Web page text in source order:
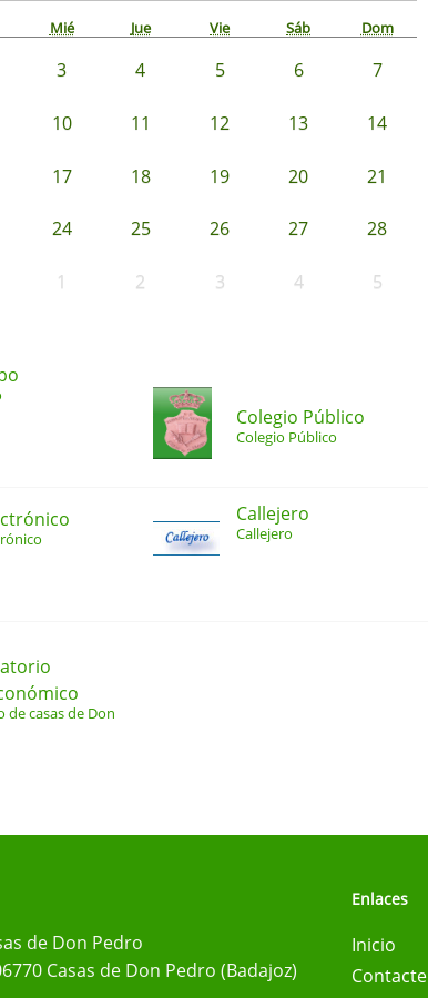
Mié Jue Vie Sáb Dom
3 4 5 6 7
10 11 12 13 14
17 18 19 20 21
24 25 26 27 28
1 2 3 4 5
Colegio Público
Colegio Público
Callejero
Callejero
de casas de Don
de Don Pedro
Casas de Don Pedro (Badajoz)
Enlaces
Inicio
Contacte